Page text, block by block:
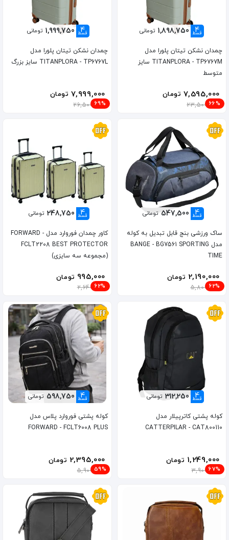
4
قسط 1,898,750 تومانی
چمدان نشکن تیتان پلورا مدل
TITANPLORA - TP6767M سایز
متوسط
7,595,000 تومان
23,500,000
66%
4
قسط 1,999,750 تومانی
چمدان نشکن تیتان پلورا مدل
TITANPLORA - TP6767L سایز بزرگ
7,999,000 تومان
26,500,000
69%
4
قسط 547,500 تومانی
ساک ورزشی بنج قابل تبدیل به کوله
مدل BANGE - BG7561 SPORTING
TIME
2,190,000 تومان
5,800,000
62%
4
قسط 248,750 تومانی
کاور چمدان فوروارد مدل FORWARD -
FCLT2208 BEST PROTECTOR
(مجموعه سه سایزی)
995,000 تومان
2,640,000
62%
4
قسط 312,250 تومانی
کوله پشتی کاترپیلار مدل
CATTERPILAR - CAT800110
1,249,000 تومان
3,900,000
67%
4
قسط 598,750 تومانی
کوله پشتی فوروارد پلاس مدل
FORWARD - FCLT6008 PLUS
2,395,000 تومان
5,900,000
59%